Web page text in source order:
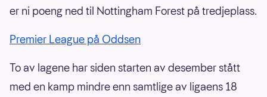
er ni poeng ned til Nottingham Forest på tredjeplass.
Premier League på Oddsen
To av lagene har siden starten av desember stått
med en kamp mindre enn samtlige av ligaens 18